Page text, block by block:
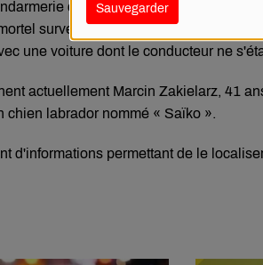
Sauvegarder
de La Charité-sur-Loire lance
survenu le 28 mai dernier à
une voiture dont le conducteur ne
actuellement Marcin Zakielarz, 41
chien labrador nommé « Saïko ».
d'informations permettant de le